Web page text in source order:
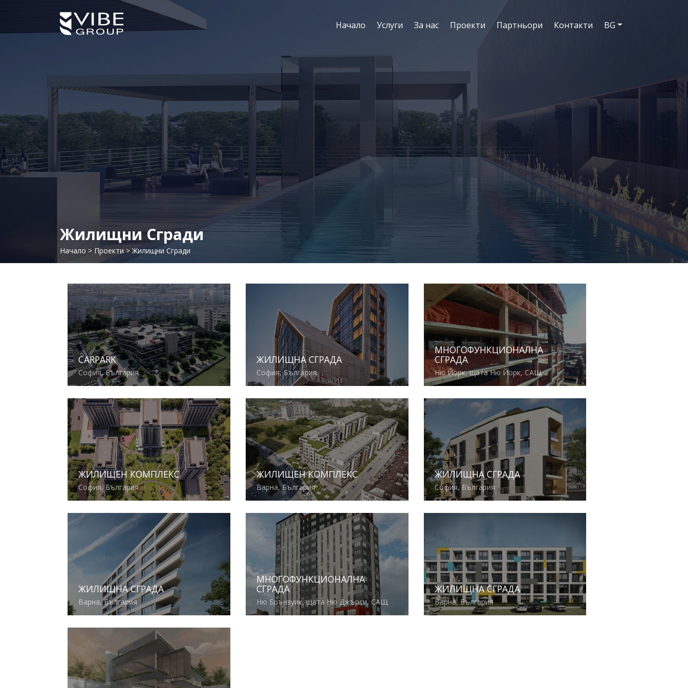
Начало Услуги За нас Проекти Партньори Контакти BG
Жилищни Сгради
Начало > Проекти>Жилищни Сгради
CARPARK
София, България
Виж повече
ЖИЛИЩНА СГРАДА
София, България
Виж повече
МНОГОФУНКЦИОНАЛНА
СГРАДА
Ню Йорк, щата Ню Йорк, САЩ
ЖИЛИЩЕН КОМПЛЕКС
София, България
ЖИЛИЩЕН КОМПЛЕКС
Варна, България
Виж повече
ЖИЛИЩНА СГРАДА
София, България
ЖИЛИЩНА СГРАДА
Варна, България
МНОГОФУНКЦИОНАЛНА
СГРАДА
Ню Брънзуик, щата Ню Джърси, САЩ
ЖИЛИЩНА СГРАДА
Варна, България